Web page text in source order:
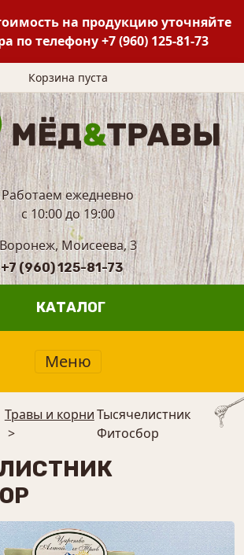
на продукцию уточняйте
по телефону+7 (960) 125-81-73
Корзина пуста
Работаем ежедневно
с 10:00 до 19:00
Воронеж, Моисеева, 3
+7 (960) 125-81-73
КАТАЛОГ
Меню
Травы и корни
>
Тысячелистник
Фитосбор